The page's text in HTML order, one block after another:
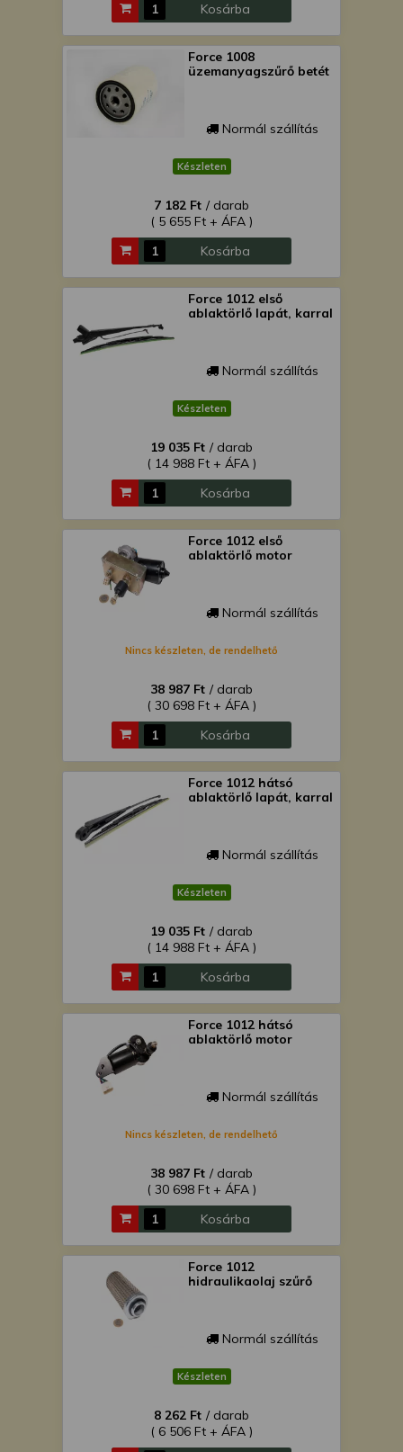
Kosárba
Force 1008
üzemanyagszűrő betét
Normál szállítás
Készleten
7 182 Ft / darab
( 5 655 Ft + ÁFA )
Kosárba
Force 1012 első
ablaktörlő lapát, karral
Normál szállítás
Készleten
19 035 Ft / darab
( 14 988 Ft + ÁFA )
Kosárba
Force 1012 első
ablaktörlő motor
Normál szállítás
Nincs készleten, de rendelhető
38 987 Ft / darab
( 30 698 Ft + ÁFA )
Kosárba
Force 1012 hátsó
ablaktörlő lapát, karral
Normál szállítás
Készleten
19 035 Ft / darab
( 14 988 Ft + ÁFA )
Kosárba
Force 1012 hátsó
ablaktörlő motor
Normál szállítás
Nincs készleten, de rendelhető
38 987 Ft / darab
( 30 698 Ft + ÁFA )
Kosárba
Force 1012
hidraulikaolaj szűrő
Normál szállítás
Készleten
8 262 Ft / darab
( 6 506 Ft + ÁFA )